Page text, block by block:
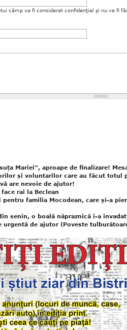
câmp va fi considerat confidenţial şi nu va fi
Mariei”, aproape de finalizare!
și voluntarilor care au făcut totul
are nevoie de ajutor!
rai la Beclean
pentru familia Mocodean, care și-a
senin, o boală năpraznică i-a
urgentă de ajutor (Poveste